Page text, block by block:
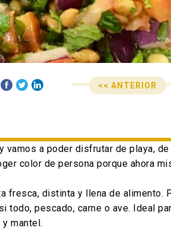
<< ANTERIOR
vamos a poder disfrutar de playa,
color de persona porque ahora
fresca, distinta y llena de alimento.
pescado, carne o ave. Ideal
mantel.